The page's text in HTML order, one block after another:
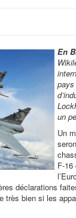
En
pays
un
Un
F-
déclarations
très bien si les